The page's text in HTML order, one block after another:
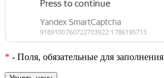
* - Поля, обязательные для заполнения